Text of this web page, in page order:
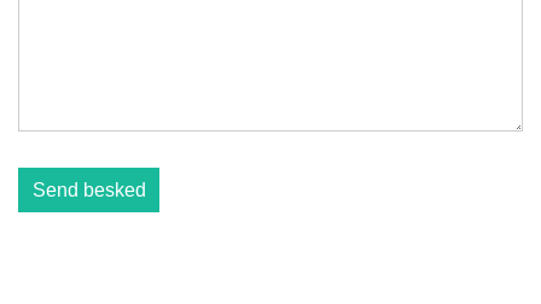
Send besked